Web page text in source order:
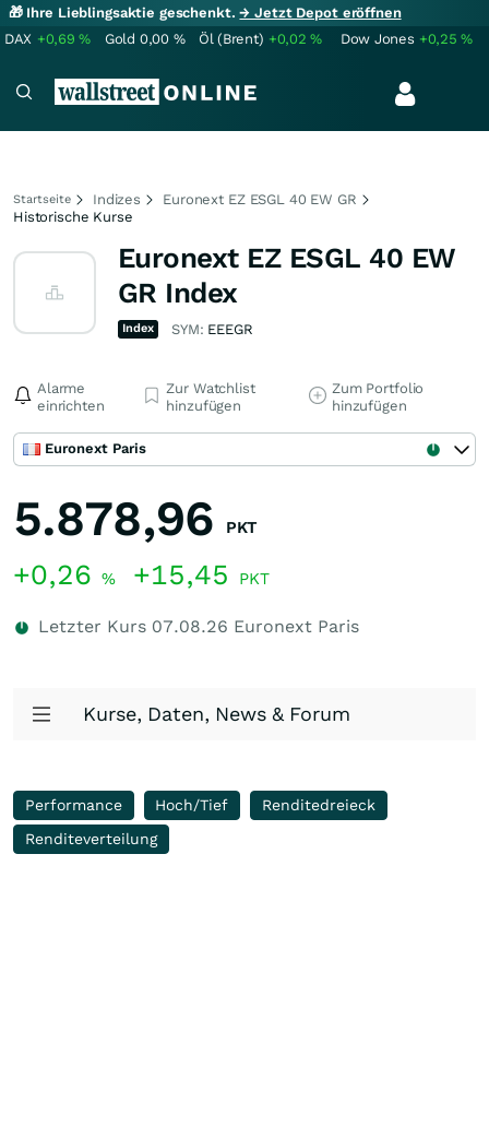
🎁 Ihre Lieblingsaktie geschenkt.→ Jetzt Depot eröffnen
DAX +0,69% Gold 0,00 % Öl (Brent) +0,02% Dow Jones +0,25%
Startseite Indizes
Euronext EZ ESGL 40 EW GR
Historische Kurse
Euronext EZ ESGL 40 EW
GR Index
Index SYM: EEEGR
Alarme
einrichten
Zur Watchlist
hinzufügen
Zum Portfolio
hinzufügen
Euronext Paris
5.878,96 PKT
+0,26 % +15,45 PKT
Letzter Kurs 07.08.26 Euronext Paris
Kurse, Daten, News & Forum
Performance Hoch/Tief
Renditedreieck
Renditeverteilung